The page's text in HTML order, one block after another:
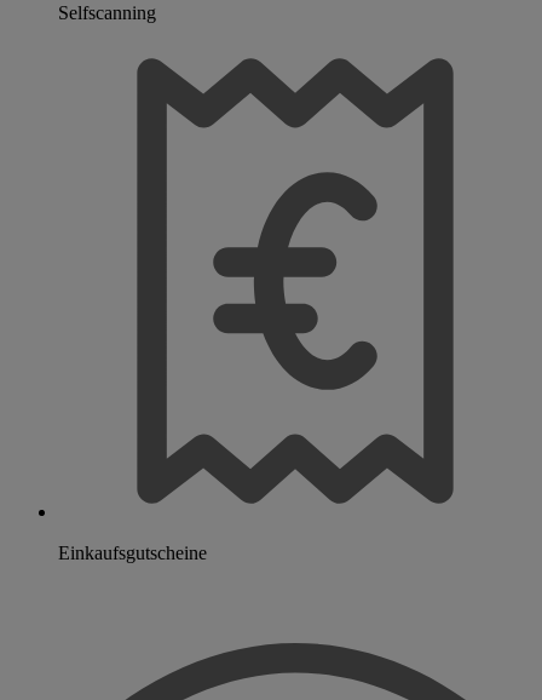
Selfscanning
Einkaufsgutscheine